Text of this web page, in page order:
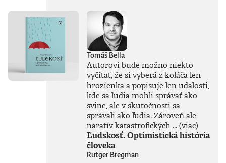
každodenného
života. Od príchodu
systému ChatGPT
zaplavila verejnosť
vlna záujmu o AI,
no zároveň
zavládol zmätok.
Čo vlastne umelá
inteligencia dokáže
a kde sú jej limity?
Čo nás ešte len
čaká? Je pre ľudstvo
spásou alebo
hrozbou? Susskind
Tomáš Bella
Autorovi bude možno niekto
vyčítať, že si vyberá z koláča len
hrozienka a popisuje len udalosti,
kde sa ľudia mohli správať ako
svine, ale v skutočnosti sa
správali ako ľudia. Zároveň ale
naratív katastrofických ...(viac)
Ľudskosť. Optimistická história
človeka
Rutger Bregman